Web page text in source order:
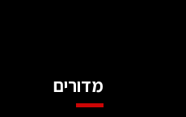
מדורים